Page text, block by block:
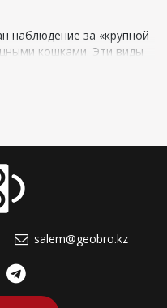
наблюдение за «крупной
кошками. Эти виды
Азии.
проходят в Северной
во всех случаях
вариант с
можно организовать
добраться машиной. В
в целях безопасности
путешествию, можно
salem@geobro.kz